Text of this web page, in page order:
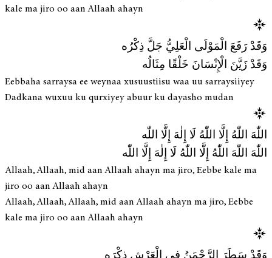
kale ma jiro oo aan Allaah ahayn
وَقَدْ رَفَعَ الْمَوْلَى الْعَلِيُّ جَلَّ ذِكْرُه
وَقَدْ زَيَّنَ الْإِنْسَانَ خَلْقًا مِثَالُه
Eebbaha sarraysa ee weynaa xusuustiisu waa uu sarraysiiyey
Dadkana wuxuu ku qurxiyey abuur ku dayasho mudan
اللّٰهَ اللّٰهُ إِلَّا اللّٰهُ لَا إِلٰهَ إِلَّا اللّٰه
اللّٰهَ اللّٰهَ اللّٰهُ إِلَّا اللّٰهُ لَا إِلٰهَ إِلَّا اللّٰه
Allaah, Allaah, mid aan Allaah ahayn ma jiro, Eebbe kale ma
jiro oo aan Allaah ahayn
Allaah, Allaah, Allaah, mid aan Allaah ahayn ma jiro, Eebbe
kale ma jiro oo aan Allaah ahayn